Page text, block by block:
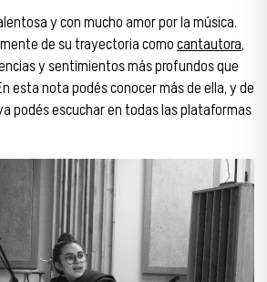
y con mucho amor por la música.
de su trayectoria comocantautora,
y sentimientos más profundos que
esta nota podés conocer más de ella, y de
podés escuchar en todas las plataformas